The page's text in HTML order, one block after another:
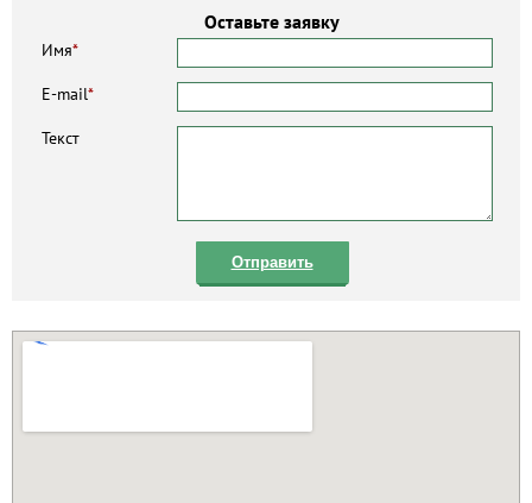
Оставьте заявку
Имя*
E-mail*
Текст
Отправить